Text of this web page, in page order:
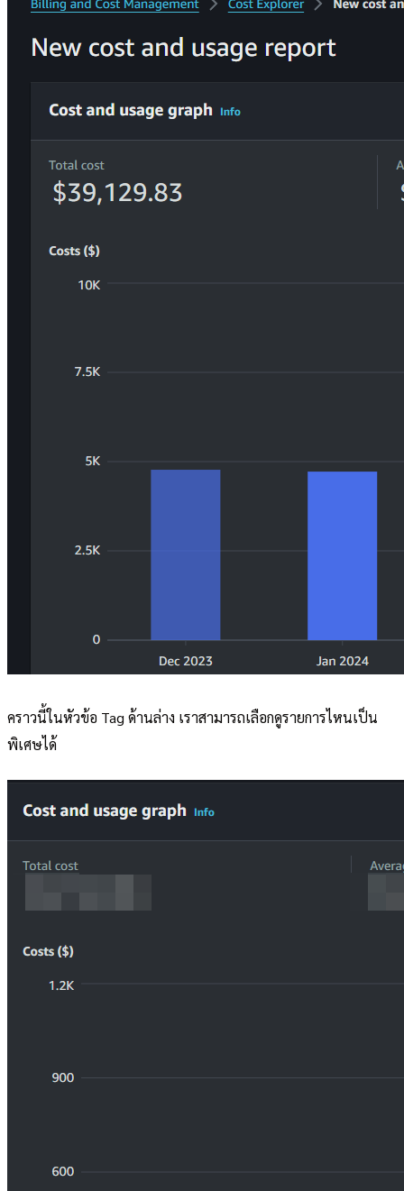
คราวนี้ในหัวข้อ Tag ด้านล่าง เราสามารถเลือกดูรายการไหนเป็น
พิเศษได้